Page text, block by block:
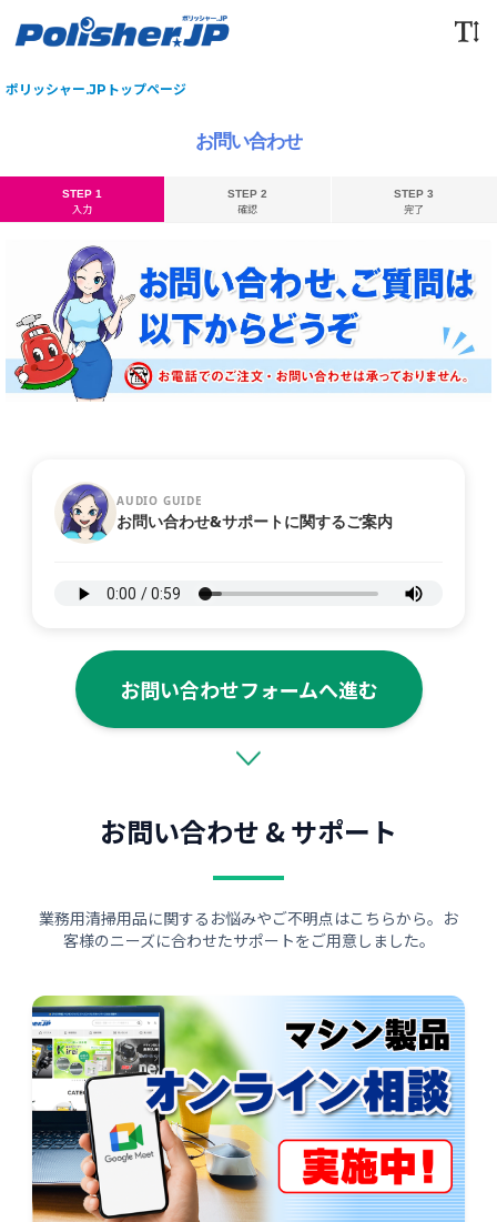
ポリッシャー.JPトップページ
お問い合わせ
STEP 1
入力
STEP 2
確認
STEP 3
完了
AUDIO GUIDE
お問い合わせ&サポートに関するご案内
お問い合わせフォームへ進む
お問い合わせ & サポート
業務用清掃用品に関するお悩みやご不明点はこちらから。お
客様のニーズに合わせたサポートをご用意しました。